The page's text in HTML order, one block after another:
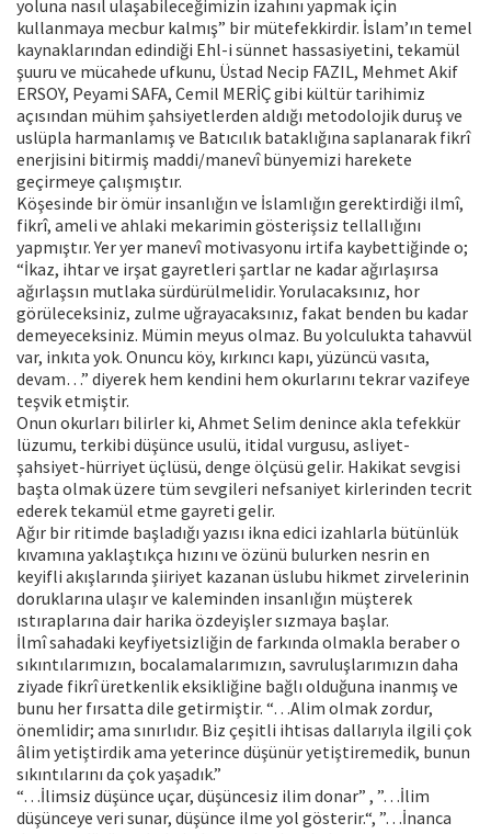
yoluna nasıl ulaşabileceğimizin izahını yapmak için
kullanmaya mecbur kalmış” bir mütefekkirdir. İslam’ın temel
kaynaklarından edindiği Ehl-i sünnet hassasiyetini, tekamül
şuuru ve mücahede ufkunu, Üstad Necip FAZIL, Mehmet Akif
ERSOY, Peyami SAFA, Cemil MERİÇ gibi kültür tarihimiz
açısından mühim şahsiyetlerden aldığı metodolojik duruş ve
uslüpla harmanlamış ve Batıcılık bataklığına saplanarak fikrî
enerjisini bitirmiş maddi/manevî bünyemizi harekete
geçirmeye çalışmıştır.
Köşesinde bir ömür insanlığın ve İslamlığın gerektirdiği ilmî,
fikrî, ameli ve ahlaki mekarimin gösterişsiz tellallığını
yapmıştır. Yer yer manevî motivasyonu irtifa kaybettiğinde o;
“İkaz, ihtar ve irşat gayretleri şartlar ne kadar ağırlaşırsa
ağırlaşsın mutlaka sürdürülmelidir. Yorulacaksınız, hor
görüleceksiniz, zulme uğrayacaksınız, fakat benden bu kadar
demeyeceksiniz. Mümin meyus olmaz. Bu yolculukta tahavvül
var, inkıta yok. Onuncu köy, kırkıncı kapı, yüzüncü vasıta,
devam…” diyerek hem kendini hem okurlarını tekrar vazifeye
teşvik etmiştir.
Onun okurları bilirler ki, Ahmet Selim denince akla tefekkür
lüzumu, terkibi düşünce usulü, itidal vurgusu, asliyet-
şahsiyet-hürriyet üçlüsü, denge ölçüsü gelir. Hakikat sevgisi
başta olmak üzere tüm sevgileri nefsaniyet kirlerinden tecrit
ederek tekamül etme gayreti gelir.
Ağır bir ritimde başladığı yazısı ikna edici izahlarla bütünlük
kıvamına yaklaştıkça hızını ve özünü bulurken nesrin en
keyifli akışlarında şiiriyet kazanan üslubu hikmet zirvelerinin
doruklarına ulaşır ve kaleminden insanlığın müşterek
ıstıraplarına dair harika özdeyişler sızmaya başlar.
İlmî sahadaki keyfiyetsizliğin de farkında olmakla beraber o
sıkıntılarımızın, bocalamalarımızın, savruluşlarımızın daha
ziyade fikrî üretkenlik eksikliğine bağlı olduğuna inanmış ve
bunu her fırsatta dile getirmiştir. “…Alim olmak zordur,
önemlidir; ama sınırlıdır. Biz çeşitli ihtisas dallarıyla ilgili çok
âlim yetiştirdik ama yeterince düşünür yetiştiremedik, bunun
sıkıntılarını da çok yaşadık.”
“…İlimsiz düşünce uçar, düşüncesiz ilim donar” , ”…İlim
düşünceye veri sunar, düşünce ilme yol gösterir.“, ”…İnanca